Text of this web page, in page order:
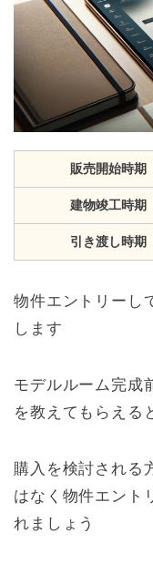
販売開始時期
建物竣工時期
引き渡し時期
物件エントリーし
します
モデルルーム完成
を教えてもらえる
購入を検討される
はなく物件エント
れましょう